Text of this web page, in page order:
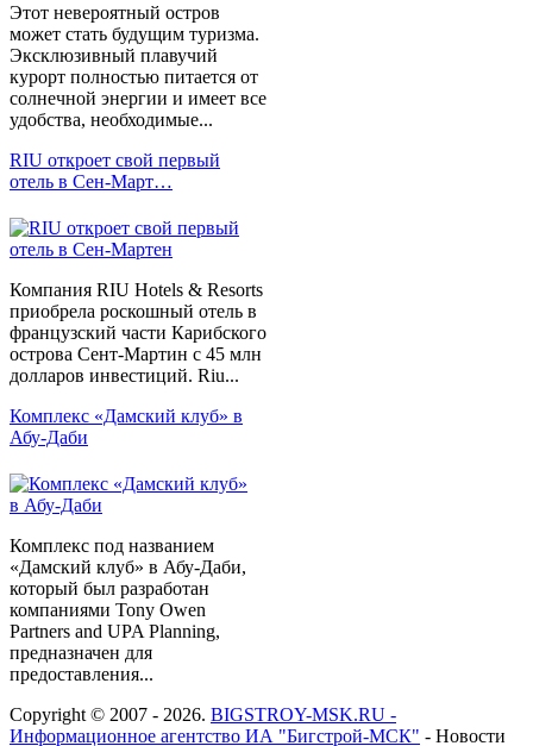
Этот невероятный остров
может стать будущим туризма.
Эксклюзивный плавучий
курорт полностью питается от
солнечной энергии и имеет все
удобства, необходимые...
RIU откроет свой первый
отель в Сен-Март…
Компания RIU Hotels & Resorts
приобрела роскошный отель в
французский части Карибского
острова Сент-Мартин с 45 млн
долларов инвестиций. Riu...
Комплекс «Дамский клуб» в
Абу-Даби
Комплекс под названием
«Дамский клуб» в Абу-Даби,
который был разработан
компаниями Tony Owen
Partners and UPA Planning,
предназначен для
предоставления...
Copyright © 2007 - 2026. BIGSTROY-MSK.RU -
Информационное агентство ИА "Бигстрой-МСК" - Новости